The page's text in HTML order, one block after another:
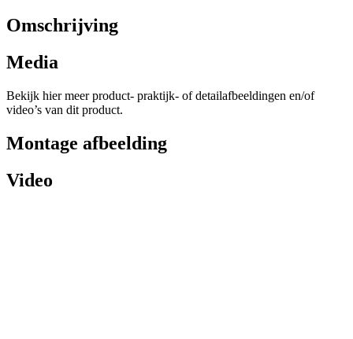
Omschrijving
Media
Bekijk hier meer product- praktijk- of detailafbeeldingen en/of
video’s van dit product.
Montage afbeelding
Video